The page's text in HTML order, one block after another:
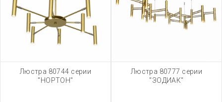
Люстра 80744 серии
"НОРТОН"
Люстра 80777 серии
"ЗОДИАК"